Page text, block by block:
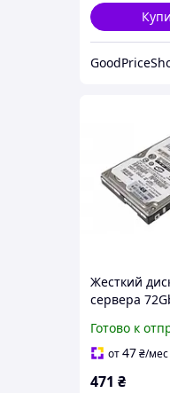
Жесткий
сервера
32MB
SAS БУ
Готово к
от47₴/мес
471 ₴